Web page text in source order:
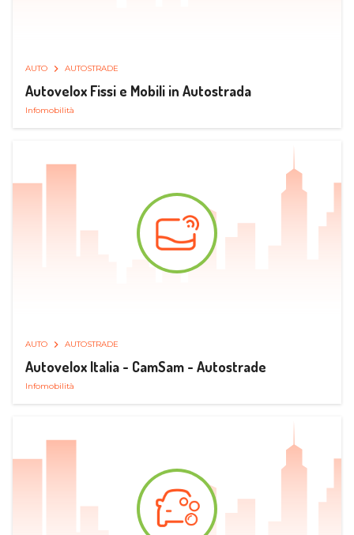
AUTO AUTOSTRADE
Autovelox Fissi e Mobili in Autostrada
Infomobilità
AUTO AUTOSTRADE
Autovelox Italia - CamSam - Autostrade
Infomobilità